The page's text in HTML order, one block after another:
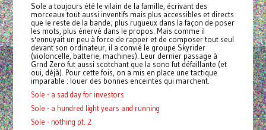
Sole a toujours été le vilain de la famille, écrivant des
morceaux tout aussi inventifs mais plus accessibles et directs
que le reste de la bande; plus rugueux dans la façon de poser
les mots, plus énervé dans le propos. Mais comme il
s'ennuyait un peu à force de rapper et de composer tout seul
devant son ordinateur, il a convié le groupe Skyrider
(violoncelle, batterie, machines). Leur dernier passage à
Grnd Zero fut aussi scotchant que la sono fut défaillante (et
oui, déjà). Pour cette fois, on a mis en place une tactique
imparable : louer des bonnes enceintes qui marchent.
Sole - a sad day for investors
Sole - a hundred light years and running
Sole - nothing pt. 2